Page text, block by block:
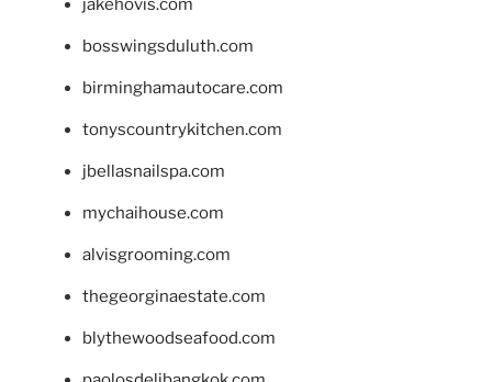
jakehovis.com
bosswingsduluth.com
birminghamautocare.com
tonyscountrykitchen.com
jbellasnailspa.com
mychaihouse.com
alvisgrooming.com
thegeorginaestate.com
blythewoodseafood.com